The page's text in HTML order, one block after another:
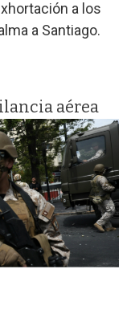
a los
a Santiago.
aérea